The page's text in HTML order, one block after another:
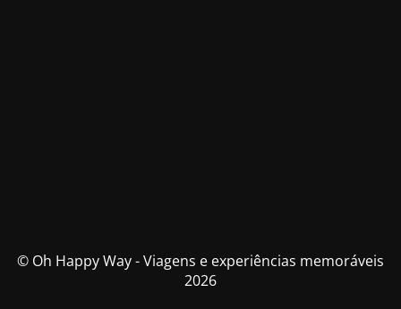
© Oh Happy Way - Viagens e experiências memoráveis
2026